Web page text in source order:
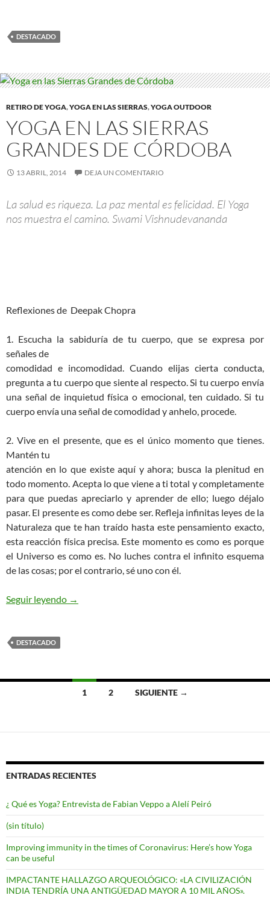
DESTACADO
RETIRO DE YOGA,YOGA EN LAS SIERRAS,YOGA OUTDOOR
YOGA EN LAS SIERRAS
GRANDES DE CÓRDOBA
13 ABRIL, 2014 DEJA UN COMENTARIO
La salud es riqueza. La paz mental es felicidad. El Yoga
nos muestra el camino. Swami Vishnudevananda
Reflexiones de Deepak Chopra
1. Escucha la sabiduría de tu cuerpo, que se expresa por
señales de
comodidad e incomodidad. Cuando elijas cierta conducta,
pregunta a tu cuerpo que siente al respecto. Si tu cuerpo envía
una señal de inquietud física o emocional, ten cuidado. Si tu
cuerpo envía una señal de comodidad y anhelo, procede.
2. Vive en el presente, que es el único momento que tienes.
Mantén tu
atención en lo que existe aquí y ahora; busca la plenitud en
todo momento. Acepta lo que viene a ti total y completamente
para que puedas apreciarlo y aprender de ello; luego déjalo
pasar. El presente es como debe ser. Refleja infinitas leyes de la
Naturaleza que te han traído hasta este pensamiento exacto,
esta reacción física precisa. Este momento es como es porque
el Universo es como es. No luches contra el infinito esquema
de las cosas; por el contrario, sé uno con él.
Seguir leyendo Yoga en las Sierras Grandes de Córdoba
→
DESTACADO
las
1 2 SIGUIENTE →
ENTRADAS RECIENTES
¿ Qué es Yoga? Entrevista de Fabian Veppo a Alelí Peiró
(sin título)
Improving immunity in the times of Coronavirus: Here’s how Yoga
can be useful
IMPACTANTE HALLAZGO ARQUEOLÓGICO: «LA CIVILIZACIÓN
INDIA TENDRÍA UNA ANTIGÜEDAD MAYOR A 10 MIL AÑOS».